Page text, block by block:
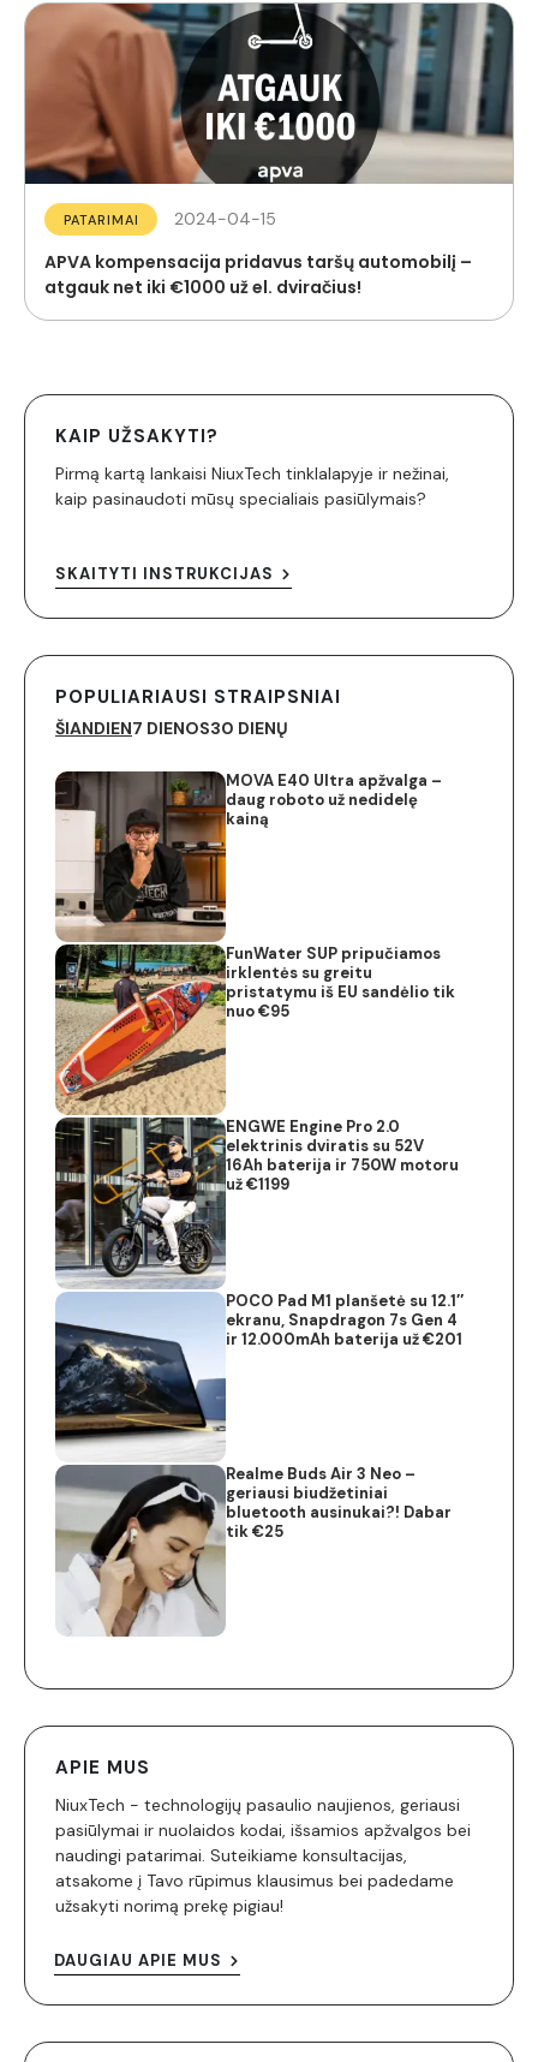
PATARIMAI 2024-04-15
APVA kompensacija pridavus taršų automobilį –
atgauk net iki €1000 už el. dviračius!
KAIP UŽSAKYTI?
Pirmą kartą lankaisi NiuxTech tinklalapyje ir nežinai,
kaip pasinaudoti mūsų specialiais pasiūlymais?
SKAITYTI INSTRUKCIJAS
POPULIARIAUSI STRAIPSNIAI
ŠIANDIEN7 DIENOS30 DIENŲ
MOVA E40 Ultra apžvalga –
daug roboto už nedidelę
kainą
FunWater SUP pripučiamos
irklentės su greitu
pristatymu iš EU sandėlio tik
nuo €95
ENGWE Engine Pro 2.0
elektrinis dviratis su 52V
16Ah baterija ir 750W motoru
už €1199
POCO Pad M1 planšetė su 12.1″
ekranu, Snapdragon 7s Gen 4
ir 12.000mAh baterija už €201
Realme Buds Air 3 Neo –
geriausi biudžetiniai
bluetooth ausinukai?! Dabar
tik €25
APIE MUS
NiuxTech - technologijų pasaulio naujienos, geriausi
pasiūlymai ir nuolaidos kodai, išsamios apžvalgos bei
naudingi patarimai. Suteikiame konsultacijas,
atsakome į Tavo rūpimus klausimus bei padedame
užsakyti norimą prekę pigiau!
DAUGIAU APIE MUS